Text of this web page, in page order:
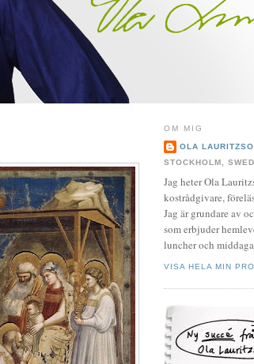
OM MIG
OLA
STOCKHOLM,
Jag heter Ola
kostrådgivare,
Jag är grundare av
som erbjuder
luncher och
VISA HELA MIN